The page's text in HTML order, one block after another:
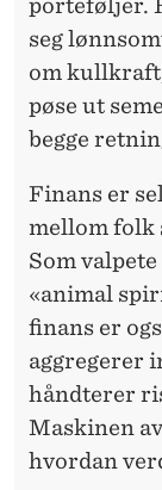
porteføljer.
seg
om
pøse ut
begge
Finans er
mellom folk
Som
«animal
finans er
aggregerer
håndterer
Maskinen
hvordan